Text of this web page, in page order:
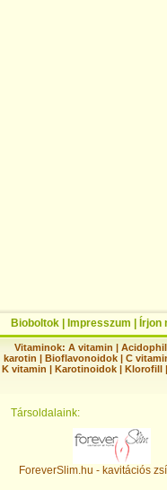
Bioboltok Impresszum Írjon
Vitaminok: A vitamin |
karotin | Bioflavonoidok | C
K vitamin | Karotinoidok | Klorofill |
Társoldalaink:
ForeverSlim.hu - kavitációs